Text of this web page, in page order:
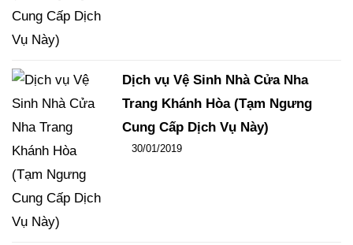
Dịch vụ Vệ Sinh Nhà Cửa Nha
Trang Khánh Hòa (Tạm Ngưng
Cung Cấp Dịch Vụ Này)
Đăng ngày
30/01/2019